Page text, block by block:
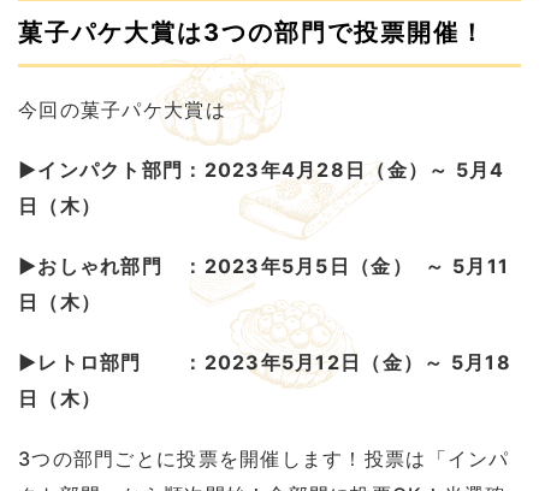
菓子パケ大賞は3つの部門で投票開催！
今回の菓子パケ大賞は
▶インパクト部門：2023年4月28日（金）～ 5月4
日（木）
▶おしゃれ部門 ：2023年5月5日（金） ～ 5月11
日（木）
▶レトロ部門 ：2023年5月12日（金）～ 5月18
日（木）
3つの部門ごとに投票を開催します！投票は「インパ